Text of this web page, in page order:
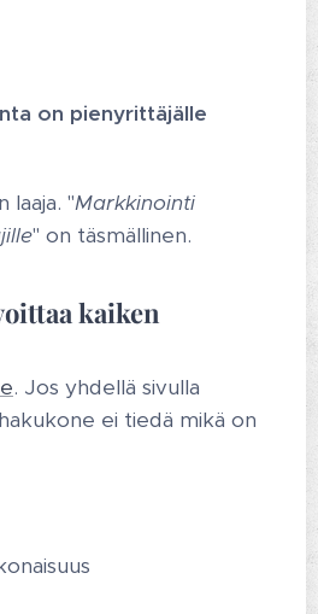
on pienyrittäjälle
laaja. "Markkinointi
" on täsmällinen.
kaiken
. Jos yhdellä sivulla
ei tiedä mikä on